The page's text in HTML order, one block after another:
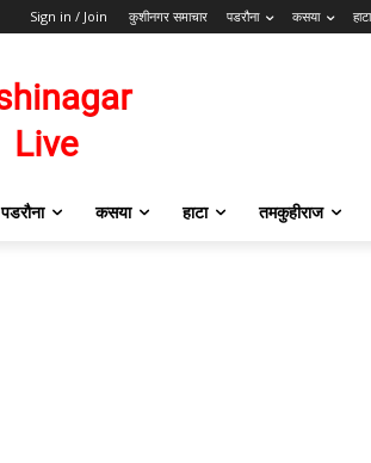
Sign in / Join कुशीनगर समाचार पडरौना कसया हाटा
पडरौना कसया हाटा तमकुहीराज